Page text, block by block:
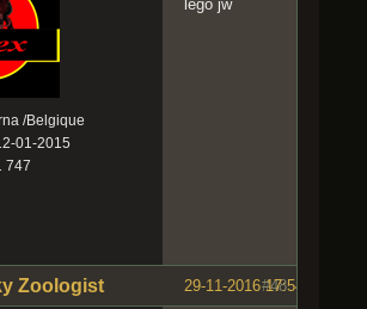
/Belgique
01-2015
747
lego jw
#48
29-11-2016 17:54:23
Zoologist